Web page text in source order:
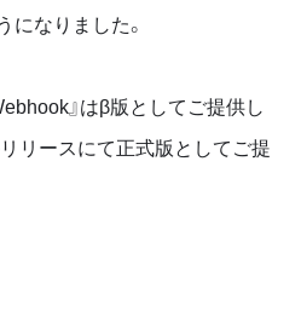
なりました。
』はβ版としてご提供し
リースにて正式版としてご提